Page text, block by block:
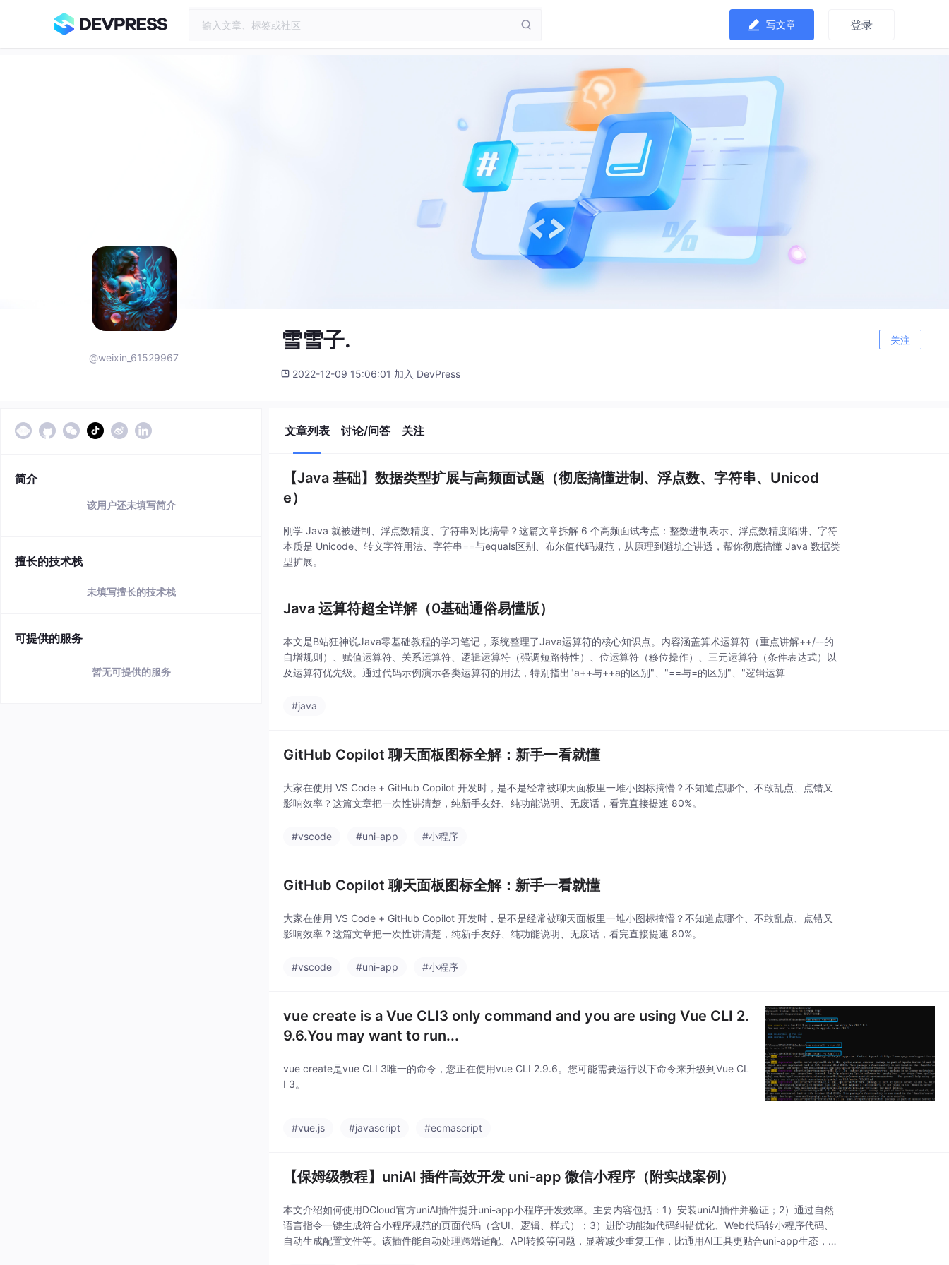
写文章 登录
@weixin_61529967
雪雪子. 关注
2022-12-09 15:06:01 加入 DevPress
简介
该用户还未填写简介
擅长的技术栈
未填写擅长的技术栈
可提供的服务
暂无可提供的服务
文章列表 讨论/问答 关注
【Java 基础】数据类型扩展与高频面试题（彻底搞懂进制、浮点数、字符串、Unicod
e）
刚学 Java 就被进制、浮点数精度、字符串对比搞晕？这篇文章拆解 6 个高频面试考点：整数进制表示、浮点数精度陷阱、字符
本质是 Unicode、转义字符用法、字符串==与equals区别、布尔值代码规范，从原理到避坑全讲透，帮你彻底搞懂 Java 数据类
型扩展。
Java 运算符超全详解（0基础通俗易懂版）
本文是B站狂神说Java零基础教程的学习笔记，系统整理了Java运算符的核心知识点。内容涵盖算术运算符（重点讲解++/--的
自增规则）、赋值运算符、关系运算符、逻辑运算符（强调短路特性）、位运算符（移位操作）、三元运算符（条件表达式）以
及运算符优先级。通过代码示例演示各类运算符的用法，特别指出"a++与++a的区别"、"==与=的区别"、"逻辑运算
#java
GitHub Copilot 聊天面板图标全解：新手一看就懂
大家在使用 VS Code + GitHub Copilot 开发时，是不是经常被聊天面板里一堆小图标搞懵？不知道点哪个、不敢乱点、点错又
影响效率？这篇文章把一次性讲清楚，纯新手友好、纯功能说明、无废话，看完直接提速 80%。
#vscode #uni-app #小程序
GitHub Copilot 聊天面板图标全解：新手一看就懂
大家在使用 VS Code + GitHub Copilot 开发时，是不是经常被聊天面板里一堆小图标搞懵？不知道点哪个、不敢乱点、点错又
影响效率？这篇文章把一次性讲清楚，纯新手友好、纯功能说明、无废话，看完直接提速 80%。
#vscode #uni-app #小程序
vue create is a Vue CLI3 only command and you are using Vue CLI 2.
9.6.You may want to run...
vue create是vue CLI 3唯一的命令，您正在使用vue CLI 2.9.6。您可能需要运行以下命令来升级到Vue CL
I 3。
#vue.js #javascript #ecmascript
【保姆级教程】uniAI 插件高效开发 uni-app 微信小程序（附实战案例）
本文介绍如何使用DCloud官方uniAI插件提升uni-app小程序开发效率。主要内容包括：1）安装uniAI插件并验证；2）通过自然
语言指令一键生成符合小程序规范的页面代码（含UI、逻辑、样式）；3）进阶功能如代码纠错优化、Web代码转小程序代码、
自动生成配置文件等。该插件能自动处理跨端适配、API转换等问题，显著减少重复工作，比通用AI工具更贴合uni-app生态，适